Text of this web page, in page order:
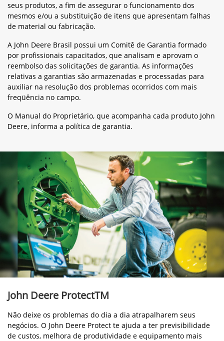
seus produtos, a fim de assegurar o funcionamento dos
mesmos e/ou a substituição de itens que apresentam falhas
de material ou fabricação.
A John Deere Brasil possui um Comitê de Garantia formado
por profissionais capacitados, que analisam e aprovam o
reembolso das solicitações de garantia. As informações
relativas a garantias são armazenadas e processadas para
auxiliar na resolução dos problemas ocorridos com mais
freqüência no campo.
O Manual do Proprietário, que acompanha cada produto John
Deere, informa a política de garantia.
John Deere ProtectTM
Não deixe os problemas do dia a dia atrapalharem seus
negócios. O John Deere Protect te ajuda a ter previsibilidade
de custos, melhora de produtividade e equipamento mais